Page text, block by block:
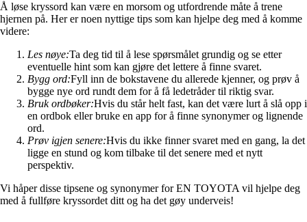
Å løse kryssord kan være en morsom og utfordrende måte å trene
hjernen på. Her er noen nyttige tips som kan hjelpe deg med å komme
videre:
Les nøye:Ta deg tid til å lese spørsmålet grundig og se etter
eventuelle hint som kan gjøre det lettere å finne svaret.
Bygg ord:Fyll inn de bokstavene du allerede kjenner, og prøv å
bygge nye ord rundt dem for å få ledetråder til riktig svar.
Bruk ordbøker:Hvis du står helt fast, kan det være lurt å slå opp i
en ordbok eller bruke en app for å finne synonymer og lignende
ord.
Prøv igjen senere:Hvis du ikke finner svaret med en gang, la det
ligge en stund og kom tilbake til det senere med et nytt
perspektiv.
Vi håper disse tipsene og synonymer for EN TOYOTA vil hjelpe deg
med å fullføre kryssordet ditt og ha det gøy underveis!